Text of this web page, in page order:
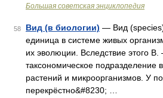
Большая советская энциклопедия
58 Вид (в биологии) — Вид
единица в системе живых
их эволюции. Вследствие этого В.
таксономическое подразделение
растений и микроорганизмов. У
перекрёстно&#8230; …